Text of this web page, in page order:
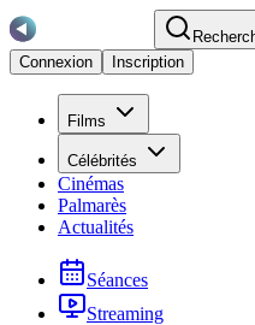
Connexion
Inscription
Films
Célébrités
Cinémas
Palmarès
Actualités
Séances
Streaming